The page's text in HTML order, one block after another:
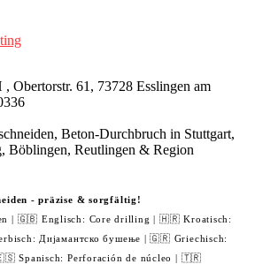
61, 73728 Esslingen am
Beton-Durchbruch in Stuttgart,
Böblingen, Reutlingen & Region
- präzise & sorgfältig!
| 🇬🇧 Englisch: Core drilling | 🇭🇷 Kroatisch:
Дијамантско бушење | 🇬🇷 Griechisch:
🇪🇸 Spanisch: Perforación de núcleo | 🇹🇷